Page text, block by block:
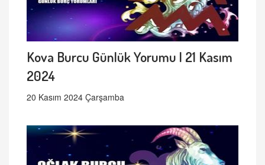
Kova Burcu Günlük Yorumu | 21 Kasım
2024
20 Kasım 2024 Çarşamba